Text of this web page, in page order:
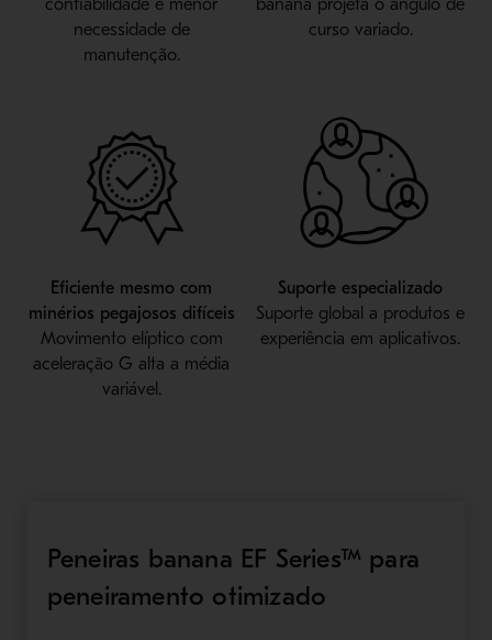
confiabilidade e menor
necessidade de
manutenção.
banana projeta o ângulo de
curso variado.
Eficiente mesmo com
minérios pegajosos difíceis
Movimento elíptico com
aceleração G alta a média
variável.
Suporte especializado
Suporte global a produtos e
experiência em aplicativos.
Peneiras banana EF Series™ para
peneiramento otimizado